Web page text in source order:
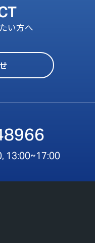
い方へ
13:00~17:00